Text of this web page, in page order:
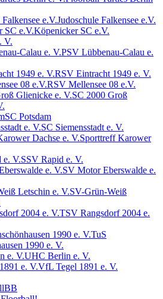
Judoschule Falkensee e.V.
Köpenicker SC e.V.
V.
PSV Lübbenau-Calau e.
RSV Eintracht 1949 e. V.
RSV Mellensee 08 e.V.
SC 2000 Groß
SC Potsdam
SC Siemensstadt e. V.
Sporttreff Karower
SSV Rapid e. V.
SV Motor Eberswalde e.
SV-Grün-Weiß
TSV Rangsdorf 2004 e.
TuS
1990 e. V.
UHC Berlin e. V.
VfL Tegel 1891 e. V.